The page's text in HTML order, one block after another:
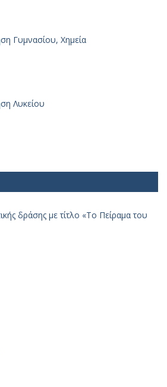
Γυμνασίου, Χημεία
Λυκείου
δράσης με τίτλο «Το Πείραμα του